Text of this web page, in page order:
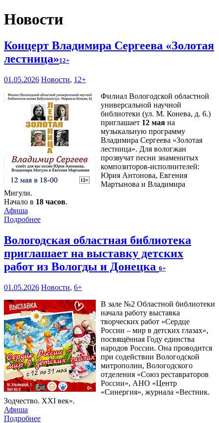
Новости
Концерт Владимира Сергеева «Золотая
лестница»12+
01.05.2026 Новости, 12+
Филиал Вологодской областной
универсальной научной
библиотеки (ул. М. Конева, д. 6.)
приглашает 12 мая на
музыкальную программу
Владимира Сергеева «Золотая
лестница». Для вологжан
прозвучат песни знаменитых
композиторов-исполнителей:
Юрия Антонова, Евгения
Мартынова и Владимира
Мигули.
Начало в 18 часов.
Афиша
Подробнее
Вологодская областная библиотека
приглашает на выставку детских
работ из Вологды и Донецка 6+
01.05.2026 Новости, 6+
В зале №2 Областной библиотеки
начала работу выставка
творческих работ «Сердце
России – мир в детских глазах»,
посвящённая Году единства
народов России. Она проводится
при содействии Вологодской
митрополии, Вологодского
отделения «Союз реставраторов
России», АНО «Центр
«Синергия», журнала «Вестник.
Зодчество. XXI век».
Афиша
Подробнее